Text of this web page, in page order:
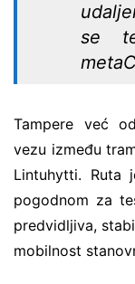
se
Tampere već
vezu između
Lintuhytti. Ruta
pogodnom za
predvidljiva,
mobilnost